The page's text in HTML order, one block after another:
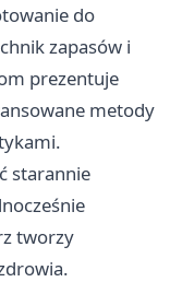
do
zapasów i
prezentuje
metody
starannie
tworzy